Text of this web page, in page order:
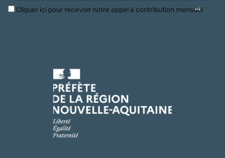
Cliquer ici pour recevoir notre appel à contribution mensuel